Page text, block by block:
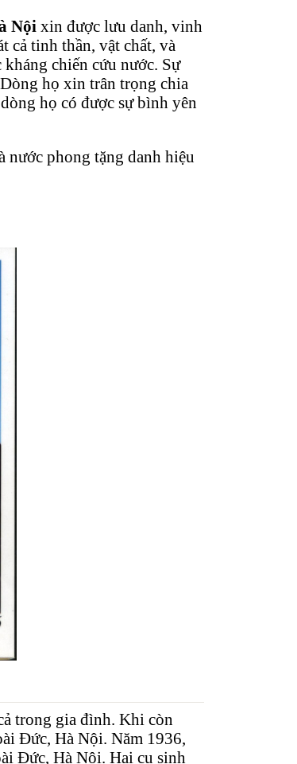
Nội xin được lưu danh, vinh
cả tinh thần, vật chất, và
chiến cứu nước. Sự
họ xin trân trọng chia
họ có được sự bình yên
phong tặng danh hiệu
trong gia đình. Khi còn
Đức, Hà Nội. Năm 1936,
Đức, Hà Nội. Hai cụ sinh